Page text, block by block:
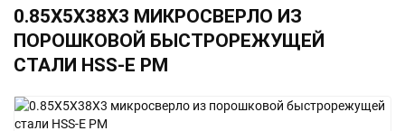
0.85X5X38X3 МИКРОСВЕРЛО ИЗ
ПОРОШКОВОЙ БЫСТРОРЕЖУЩЕЙ
СТАЛИ HSS-E PM